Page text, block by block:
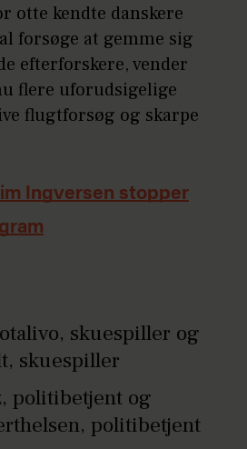
otte kendte danskere
forsøge at gemme sig
efterforskere, vender
flere uforudsigelige
flugtforsøg og skarpe
Ingversen stopper
skuespiller og
skuespiller
politibetjent og
politibetjent